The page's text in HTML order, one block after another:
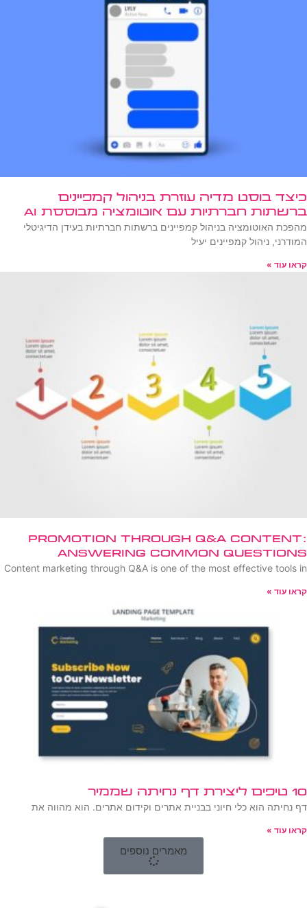
כיצד בוסט מדיה עוזרת בניהול קמפיינים
ברשתות חברתיות עם אוטומציה מבוססת AI
מהפכת האוטומציה בניהול קמפיינים ברשתות חברתיות בעידן הדיגיטלי
המודרני, ניהול קמפיינים יעיל
קראו עוד »
Promotion Through Q&A Content:
Answering Common Questions
Content marketing through Q&A is one of the most effective tools in
קראו עוד »
10 טיפים ליצירת דף נחיתה שממיר
דף נחיתה הוא כלי חיוני בבניית אתרים וקידום אתרים. הוא מהווה את
קראו עוד »
מאמרים נוספים